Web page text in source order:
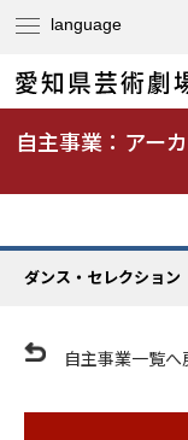
自主事業：アー
ダンス・セレクション
自主事業一覧へ